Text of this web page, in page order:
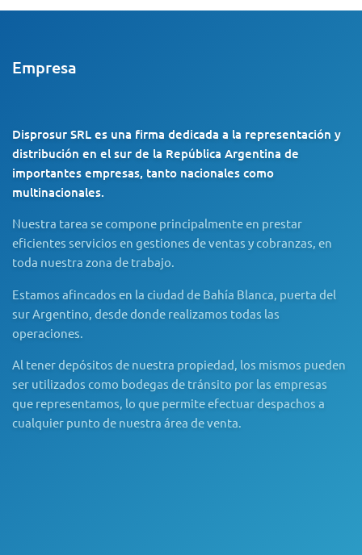
Empresa
Disprosur SRL es una firma dedicada a la representación y
distribución en el sur de la República Argentina de
importantes empresas, tanto nacionales como
multinacionales.
Nuestra tarea se compone principalmente en prestar
eficientes servicios en gestiones de ventas y cobranzas, en
toda nuestra zona de trabajo.
Estamos afincados en la ciudad de Bahía Blanca, puerta del
sur Argentino, desde donde realizamos todas las
operaciones.
Al tener depósitos de nuestra propiedad, los mismos pueden
ser utilizados como bodegas de tránsito por las empresas
que representamos, lo que permite efectuar despachos a
cualquier punto de nuestra área de venta.